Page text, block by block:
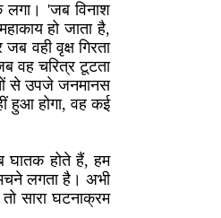
लगा। 'जब विनाश
हो जाता है,
वही वृक्ष गिरता
वह चरित्र टूटता
से उपजे जनमानस
हुआ होगा, वह कई
घातक होते हैं, हम
लगता है। अभी
सारा घटनाक्रम